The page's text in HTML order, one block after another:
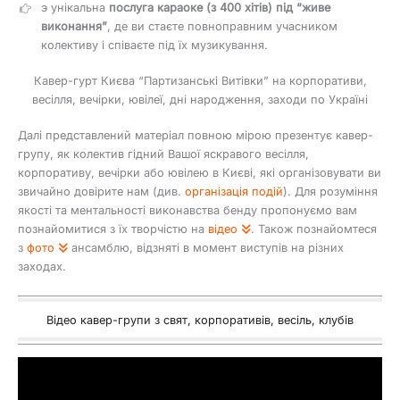
э унікальна послуга караоке (з 400 хітів) під “живе
виконання”, де ви стаєте повноправним учасником
колективу і співаєте під їх музикування.
Кавер-гурт Києва “Партизанські Витівки” на корпоративи,
весілля, вечірки, ювілеї, дні народження, заходи по Україні
Далі представлений матеріал повною мірою презентує кавер-
групу, як колектив гідний Вашої яскравого весілля,
корпоративу, вечірки або ювілею в Києві, які організовувати ви
звичайно довірите нам (див. організація подій). Для розуміння
якості та ментальності виконавства бенду пропонуємо вам
познайомитися з їх творчістю на відео
. Також познайомтеся
з фото
ансамблю, відзняті в момент виступів на різних
заходах.
Відео кавер-групи з свят, корпоративів, весіль, клубів